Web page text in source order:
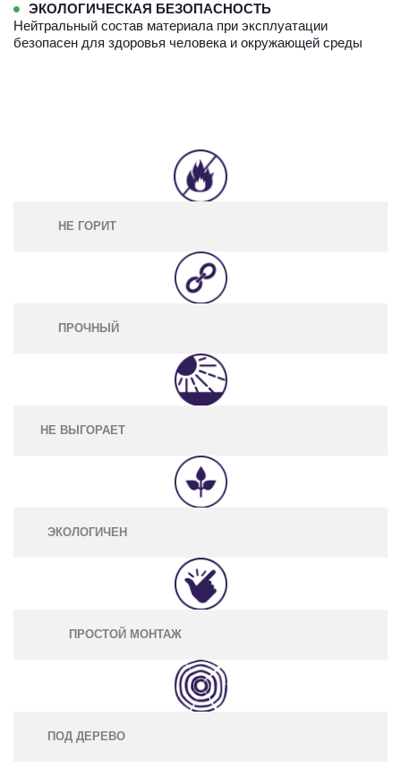
ЭКОЛОГИЧЕСКАЯ БЕЗОПАСНОСТЬ
Нейтральный состав материала при эксплуатации
безопасен для здоровья человека и окружающей среды
НЕ ГОРИТ
ПРОЧНЫЙ
НЕ ВЫГОРАЕТ
ЭКОЛОГИЧЕН
ПРОСТОЙ МОНТАЖ
ПОД ДЕРЕВО